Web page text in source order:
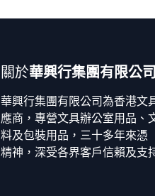
關於華興行集團有限公司
華興行集團有限公司為香港文
應商，專營文具辦公室用品、
料及包裝用品，三十多年來憑
精神，深受各界客戶信賴及支